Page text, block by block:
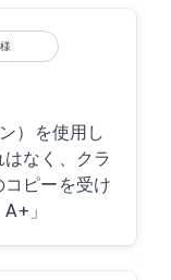
）を使用し
なく、クラ
ピーを受け
」